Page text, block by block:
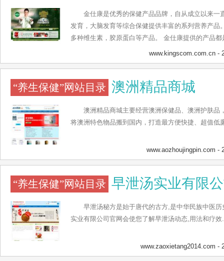
金仕康是优秀的保健产品品牌，自从成立以来一
发育，大脑发育等综合保健提供丰富的系列营养产品
多种维生素，胶原蛋白等产品。 金仕康提供的产品
准，受到用户的一致好评。品牌的特点是注重用户
为顾客带来更好的产品。其次，品牌还贴心地为买家
含一个防伪码，顾客可以通过网站进行防伪码的在线
www.kingscom.com.cn -
“养生保健”网站目录 澳洲精品商城
澳洲精品商城主要经营澳洲保健品、澳洲护肤品
将澳洲特色物品搬到国内，打造最方便快捷、超值低
www.aozhoujingpin.com -
“养生保健”网站目录 早泄汤实业有限
早泄汤秘方是始于唐代的古方,是中华民族中医
实业有限公司官网会使您了解早泄汤动态,用法和疗效.
www.zaoxietang2014.com -